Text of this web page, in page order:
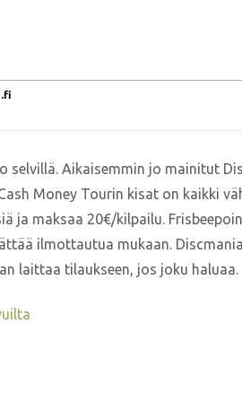
selvillä. Aikaisemmin jo mainitut
Money Tourin kisat on kaikki
ja maksaa 20€/kilpailu.
ilmottautua mukaan.
laittaa tilaukseen, jos joku haluaa.